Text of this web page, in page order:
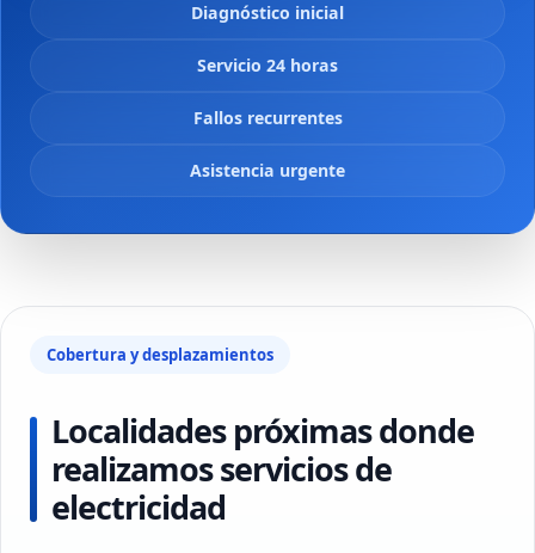
Diagnóstico inicial
Servicio 24 horas
Fallos recurrentes
Asistencia urgente
Cobertura y desplazamientos
Localidades próximas donde
realizamos servicios de
electricidad